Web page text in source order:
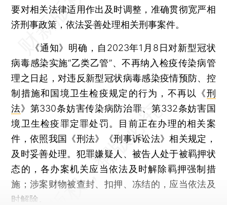
要对相关法律适用作出及时调整，准确贯彻宽严相
济刑事政策，依法妥善处理相关刑事案件。
《通知》明确，自2023年1月8日对新型冠状
病毒感染实施“乙类乙管”、不再纳入检疫传染病管
理之日起，对违反新型冠状病毒感染疫情预防、控
制措施和国境卫生检疫规定的行为，不再以《刑
法》第330条妨害传染病防治罪、第332条妨害国
境卫生检疫罪定罪处罚。目前正在办理的相关案
件，依照我国《刑法》《刑事诉讼法》相关规定，
及时妥善处理。犯罪嫌疑人、被告人处于被羁押状
态的，各办案机关应当依法及时解除羁押强制措
施；涉案财物被查封、扣押、冻结的，应当依法及
时解除。